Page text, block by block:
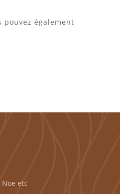
pouvez également
etc